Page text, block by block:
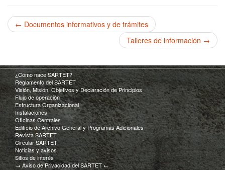
← Documentos informativos y de trámites
Talleres de información →
¿Cómo nace SARTET?
Reglamento del SARTET
Visión, Misión, Objetivos y Declaración de Principios
Flujo de operación
Estructura Organizacional
Instalaciones
Oficinas Centrales
Edificio de Archivo General y Programas Adicionales
Revista SARTET
Circular SARTET
Noticias y avisos
Sitios de interés
→ Aviso de Privacidad del SARTET ←